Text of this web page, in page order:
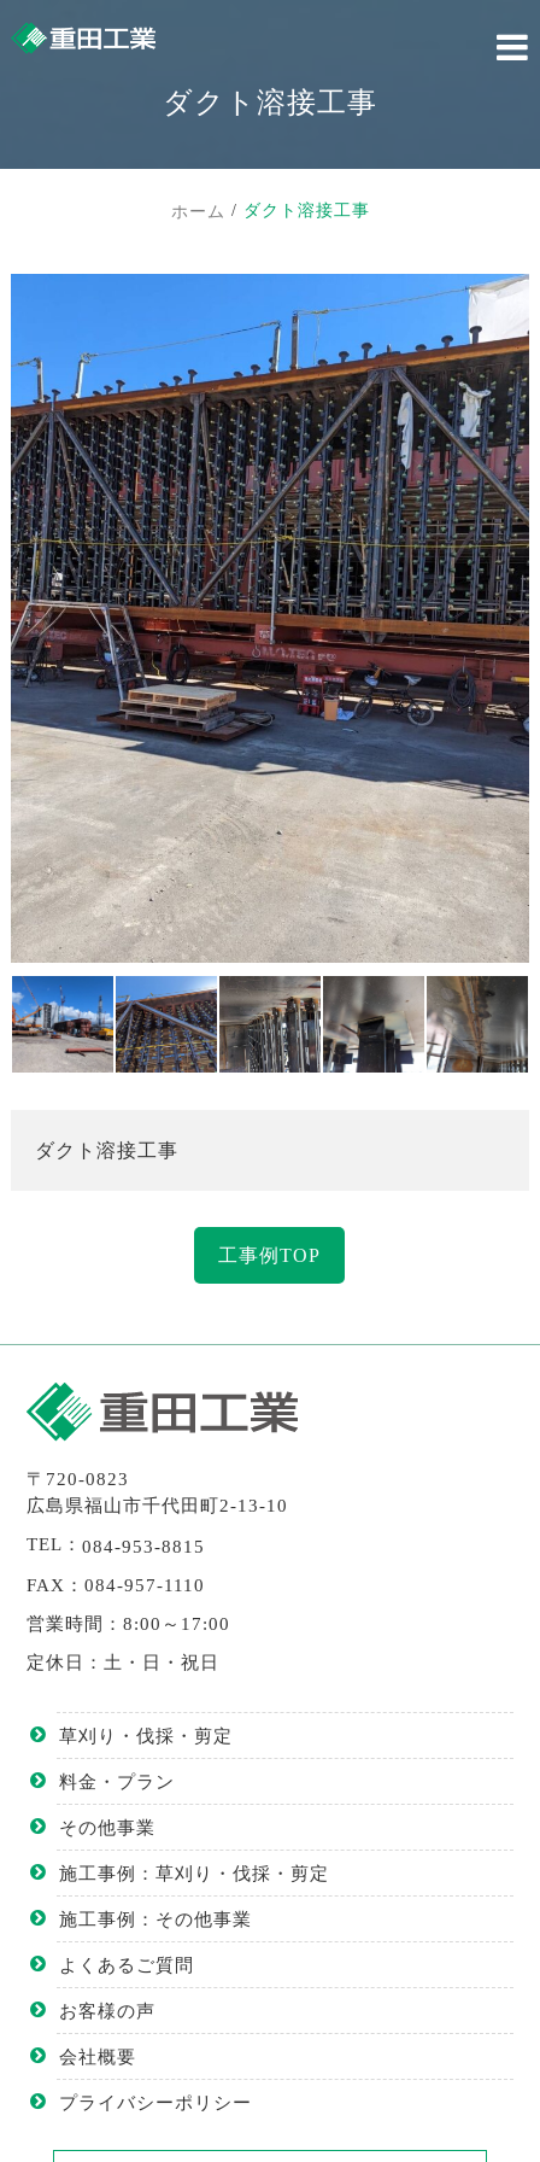
to
ダクト溶接工事
ホーム ダクト溶接工事
ダクト溶接工事
工事例TOP
〒720-0823
広島県福山市千代田町2-13-10
TEL：084-953-8815
FAX：084-957-1110
営業時間：8:00～17:00
定休日：土・日・祝日
草刈り・伐採・剪定
料金・プラン
その他事業
施工事例：草刈り・伐採・剪定
施工事例：その他事業
よくあるご質問
お客様の声
会社概要
プライバシーポリシー